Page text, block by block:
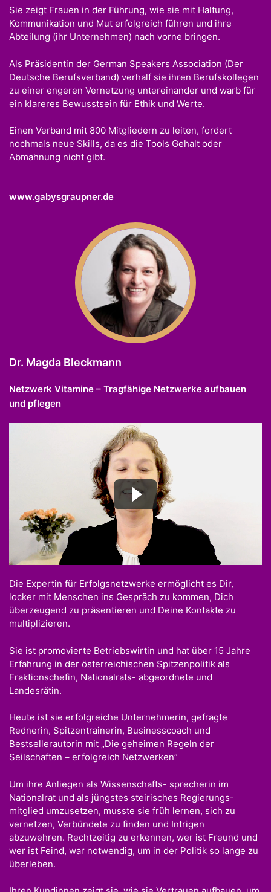
Sie zeigt Frauen in der Führung, wie sie mit Haltung,
Kommunikation und Mut erfolgreich führen und ihre
Abteilung (ihr Unternehmen) nach vorne bringen.
Als Präsidentin der German Speakers Association (Der
Deutsche Berufsverband) verhalf sie ihren Berufskollegen
zu einer engeren Vernetzung untereinander und warb für
ein klareres Bewusstsein für Ethik und Werte.
Einen Verband mit 800 Mitgliedern zu leiten, fordert
nochmals neue Skills, da es die Tools Gehalt oder
Abmahnung nicht gibt.
www.gabysgraupner.de
Dr. Magda Bleckmann
Netzwerk Vitamine – Tragfähige Netzwerke aufbauen
und pflegen
Die Expertin für Erfolgsnetzwerke ermöglicht es Dir,
locker mit Menschen ins Gespräch zu kommen, Dich
überzeugend zu präsentieren und Deine Kontakte zu
multiplizieren.
Sie ist promovierte Betriebswirtin und hat über 15 Jahre
Erfahrung in der österreichischen Spitzenpolitik als
Fraktionschefin, Nationalrats- abgeordnete und
Landesrätin.
Heute ist sie erfolgreiche Unternehmerin, gefragte
Rednerin, Spitzentrainerin, Businesscoach und
Bestsellerautorin mit „Die geheimen Regeln der
Seilschaften – erfolgreich Netzwerken”
Um ihre Anliegen als Wissenschafts- sprecherin im
Nationalrat und als jüngstes steirisches Regierungs-
mitglied umzusetzen, musste sie früh lernen, sich zu
vernetzen, Verbündete zu finden und Intrigen
abzuwehren. Rechtzeitig zu erkennen, wer ist Freund und
wer ist Feind, war notwendig, um in der Politik so lange zu
überleben.